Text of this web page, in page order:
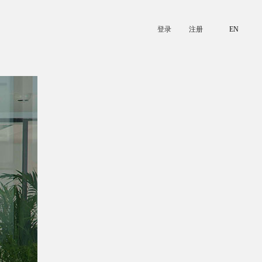
登录 注册 EN